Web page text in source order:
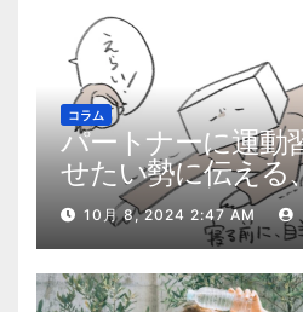
コラム
パートナーに運動
せたい勢に伝える
肉量を2kg増やし
10月 8, 2024 2:47 AM